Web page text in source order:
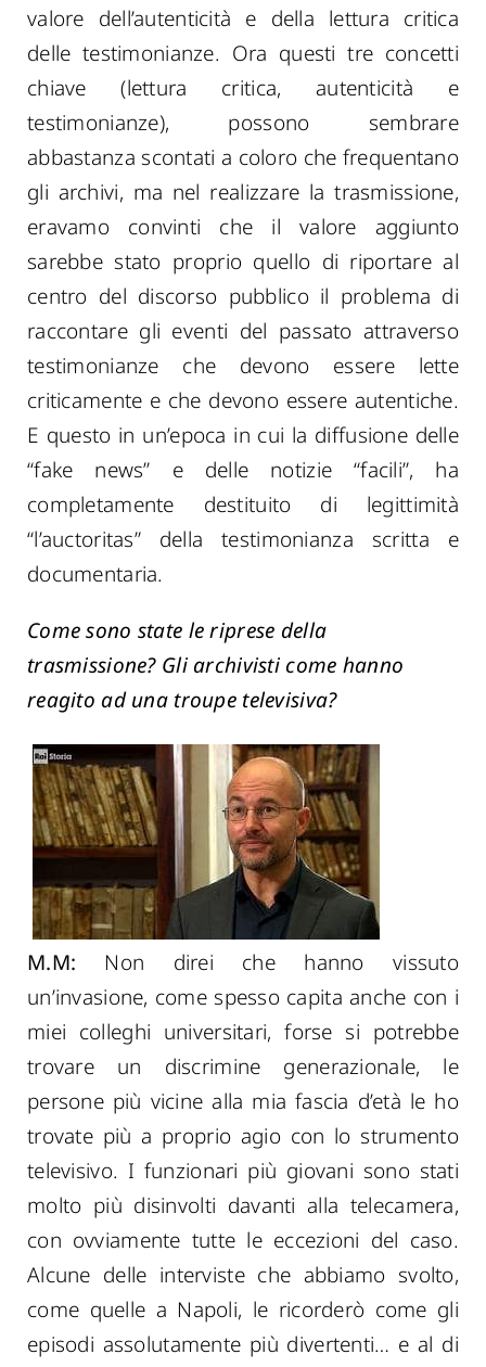
valore dell’autenticità e della lettura critica
delle testimonianze. Ora questi tre concetti
chiave (lettura critica, autenticità e
testimonianze), possono sembrare
abbastanza scontati a coloro che frequentano
gli archivi, ma nel realizzare la trasmissione,
eravamo convinti che il valore aggiunto
sarebbe stato proprio quello di riportare al
centro del discorso pubblico il problema di
raccontare gli eventi del passato attraverso
testimonianze che devono essere lette
criticamente e che devono essere autentiche.
E questo in un’epoca in cui la diffusione delle
“fake news” e delle notizie “facili”, ha
completamente destituito di legittimità
“l’auctoritas” della testimonianza scritta e
documentaria.
Come sono state le riprese della
trasmissione? Gli archivisti come hanno
reagito ad una troupe televisiva?
M.M: Non direi che hanno vissuto
un’invasione, come spesso capita anche con i
miei colleghi universitari, forse si potrebbe
trovare un discrimine generazionale, le
persone più vicine alla mia fascia d’età le ho
trovate più a proprio agio con lo strumento
televisivo. I funzionari più giovani sono stati
molto più disinvolti davanti alla telecamera,
con ovviamente tutte le eccezioni del caso.
Alcune delle interviste che abbiamo svolto,
come quelle a Napoli, le ricorderò come gli
episodi assolutamente più divertenti… e al di